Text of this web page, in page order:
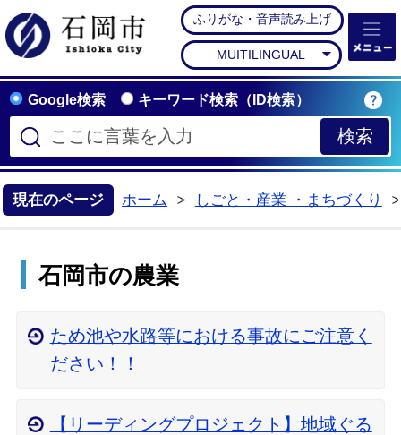
石岡市公式ホームペー
ふりがな・音声読み上げ
MUITILINGUAL
Google検索 キーワード検索（ID検索）
現在のページ ホーム
しごと・産業 ・まちづくり
石岡市の農業
ため池や水路等における事故にご注意く
ださい！！
【リーディングプロジェクト】地域ぐる